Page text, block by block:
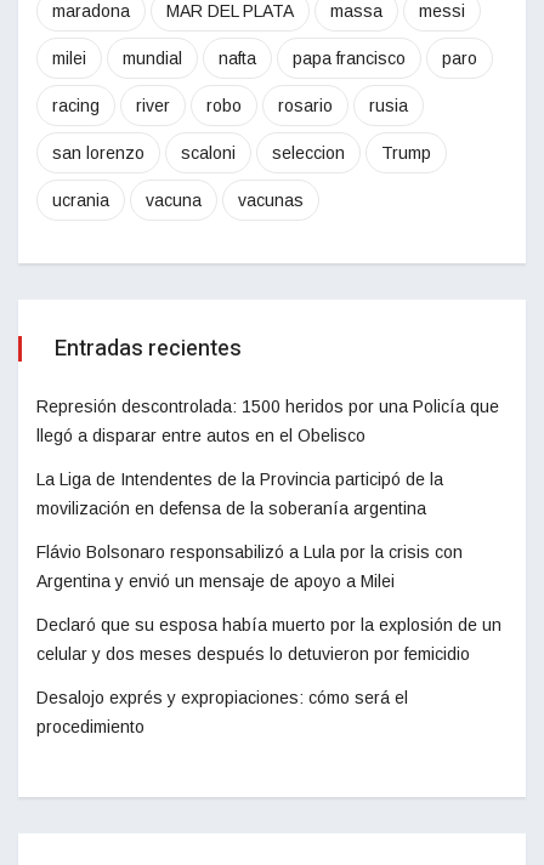
maradona MAR DEL PLATA massa messi
milei mundial nafta papa francisco paro
racing river robo rosario rusia
san lorenzo scaloni seleccion Trump
ucrania vacuna vacunas
Entradas recientes
Represión descontrolada: 1500 heridos por una Policía que
llegó a disparar entre autos en el Obelisco
La Liga de Intendentes de la Provincia participó de la
movilización en defensa de la soberanía argentina
Flávio Bolsonaro responsabilizó a Lula por la crisis con
Argentina y envió un mensaje de apoyo a Milei
Declaró que su esposa había muerto por la explosión de un
celular y dos meses después lo detuvieron por femicidio
Desalojo exprés y expropiaciones: cómo será el
procedimiento